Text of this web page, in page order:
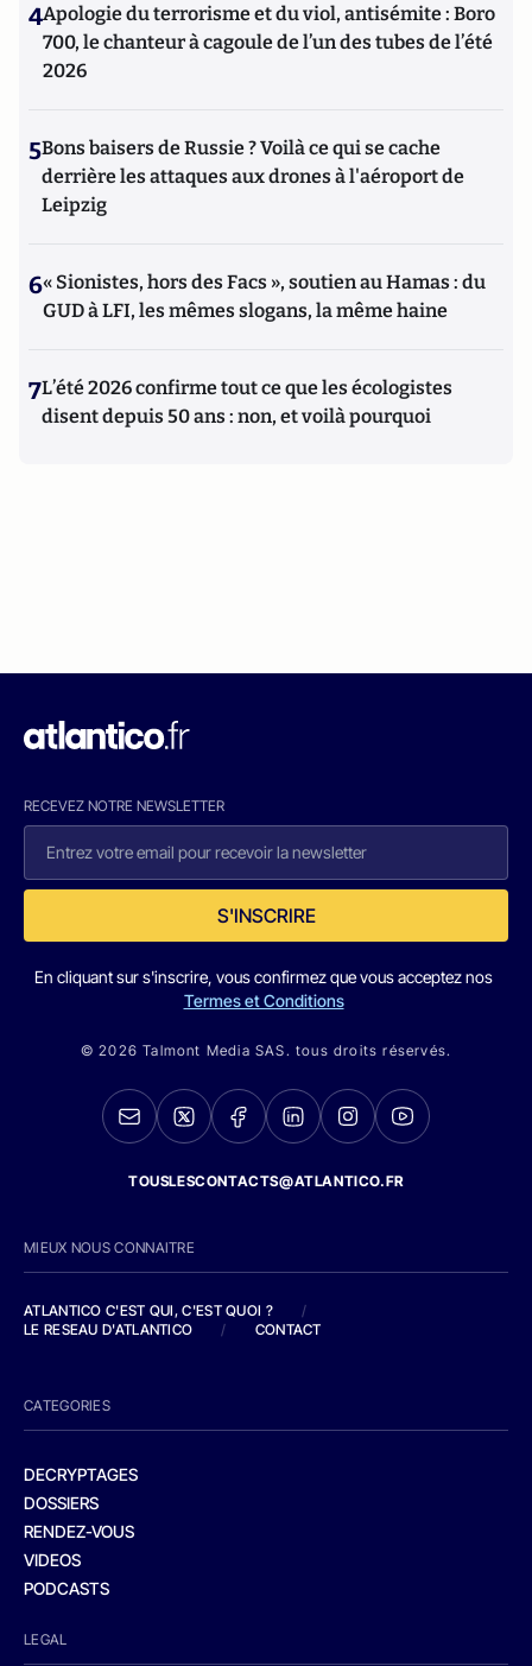
4Apologie du terrorisme et du viol, antisémite : Boro
700, le chanteur à cagoule de l’un des tubes de l’été
2026
5Bons baisers de Russie ? Voilà ce qui se cache
derrière les attaques aux drones à l'aéroport de
Leipzig
6« Sionistes, hors des Facs », soutien au Hamas : du
GUD à LFI, les mêmes slogans, la même haine
7L’été 2026 confirme tout ce que les écologistes
disent depuis 50 ans : non, et voilà pourquoi
RECEVEZ NOTRE NEWSLETTER
S'INSCRIRE
En cliquant sur s'inscrire, vous confirmez que vous acceptez nos
Termes et Conditions
© 2026 Talmont Media SAS. tous droits réservés.
TOUSLESCONTACTS@ATLANTICO.FR
MIEUX NOUS CONNAITRE
ATLANTICO C'EST QUI, C'EST QUOI ?
/
LE RESEAU D'ATLANTICO
/ CONTACT
CATEGORIES
DECRYPTAGES
DOSSIERS
RENDEZ-VOUS
VIDEOS
PODCASTS
LEGAL